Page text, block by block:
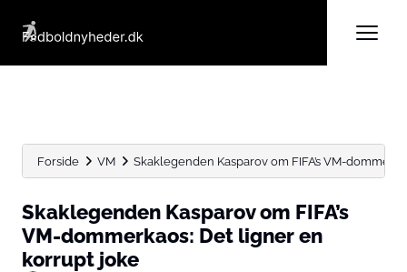
Forside VM Skaklegenden Kasparov om FIFA’s VM-
Skaklegenden Kasparov om FIFA’s
VM-dommerkaos: Det ligner en
korrupt joke